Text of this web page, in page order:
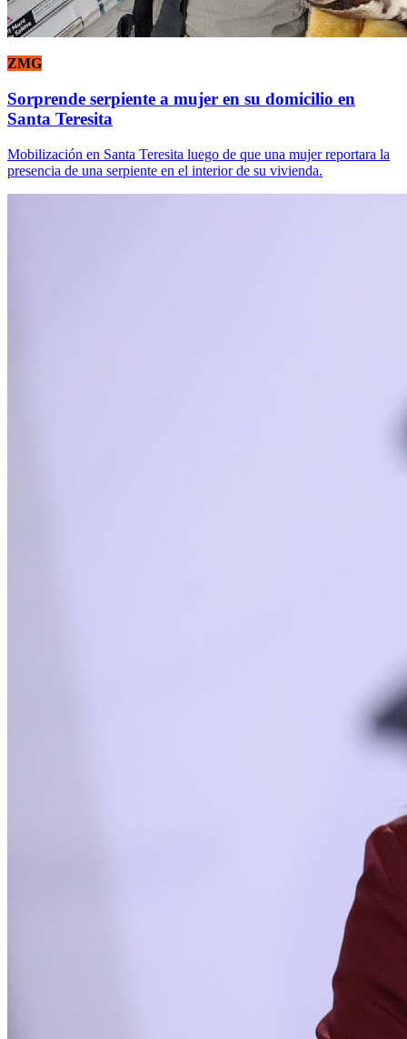
ZMG
Sorprende serpiente a mujer en su domicilio en
Santa Teresita
Mobilización en Santa Teresita luego de que una mujer reportara la
presencia de una serpiente en el interior de su vivienda.